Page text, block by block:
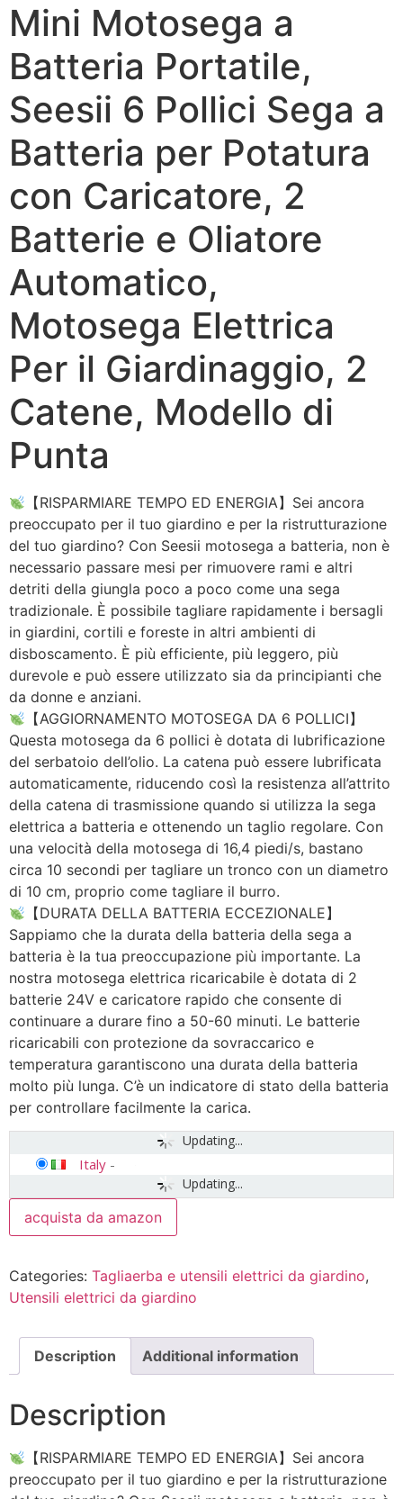
Mini Motosega a
Batteria Portatile,
Seesii 6 Pollici Sega a
Batteria per Potatura
con Caricatore, 2
Batterie e Oliatore
Automatico,
Motosega Elettrica
Per il Giardinaggio, 2
Catene, Modello di
Punta
【RISPARMIARE TEMPO ED ENERGIA】Sei ancora
preoccupato per il tuo giardino e per la ristrutturazione
del tuo giardino? Con Seesii motosega a batteria, non è
necessario passare mesi per rimuovere rami e altri
detriti della giungla poco a poco come una sega
tradizionale. È possibile tagliare rapidamente i bersagli
in giardini, cortili e foreste in altri ambienti di
disboscamento. È più efficiente, più leggero, più
durevole e può essere utilizzato sia da principianti che
da donne e anziani.
【AGGIORNAMENTO MOTOSEGA DA 6 POLLICI】
Questa motosega da 6 pollici è dotata di lubrificazione
del serbatoio dell’olio. La catena può essere lubrificata
automaticamente, riducendo così la resistenza all’attrito
della catena di trasmissione quando si utilizza la sega
elettrica a batteria e ottenendo un taglio regolare. Con
una velocità della motosega di 16,4 piedi/s, bastano
circa 10 secondi per tagliare un tronco con un diametro
di 10 cm, proprio come tagliare il burro.
【DURATA DELLA BATTERIA ECCEZIONALE】
Sappiamo che la durata della batteria della sega a
batteria è la tua preoccupazione più importante. La
nostra motosega elettrica ricaricabile è dotata di 2
batterie 24V e caricatore rapido che consente di
continuare a durare fino a 50-60 minuti. Le batterie
ricaricabili con protezione da sovraccarico e
temperatura garantiscono una durata della batteria
molto più lunga. C’è un indicatore di stato della batteria
per controllare facilmente la carica.
Updating...
Updating...
Italy -
acquista da amazon
Categories: Tagliaerba e utensili elettrici da giardino,
Utensili elettrici da giardino
Description Additional information
Description
【RISPARMIARE TEMPO ED ENERGIA】Sei ancora
preoccupato per il tuo giardino e per la ristrutturazione